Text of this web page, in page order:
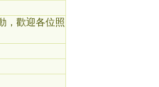
，歡迎各位照